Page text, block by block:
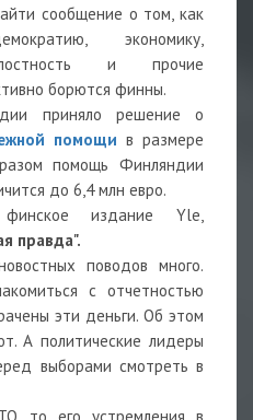
сообщение о том, как
экономику,
и прочие
борются финны.
приняло решение о
помощи в размере
помощь Финляндии
до 6,4 млн евро.
издание Yle,
правда".
поводов много.
с отчетностью
эти деньги. Об этом
А политические лидеры
выборами смотреть в